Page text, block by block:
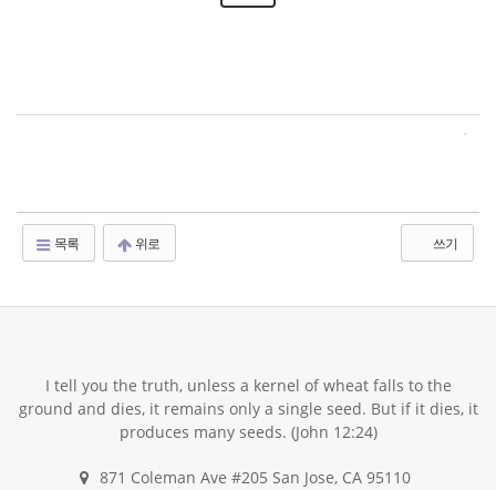
목록 위로 쓰기
I tell you the truth, unless a kernel of wheat falls to the
ground and dies, it remains only a single seed. But if it dies, it
produces many seeds. (John 12:24)
871 Coleman Ave #205 San Jose, CA 95110